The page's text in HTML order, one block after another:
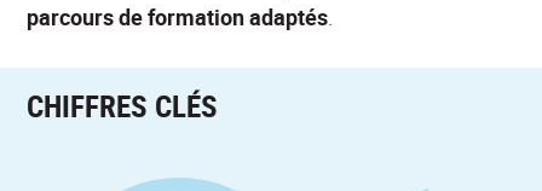
parcours de formation adaptés
CHIFFRES CLÉS